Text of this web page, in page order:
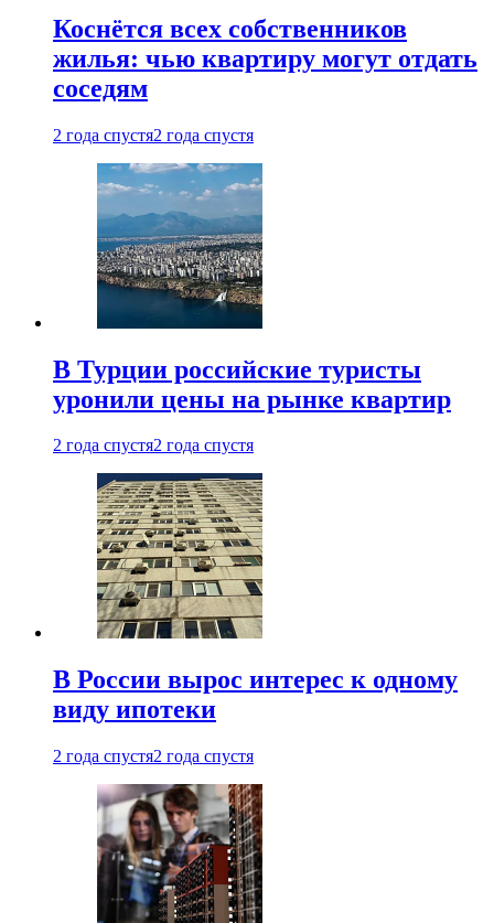
Коснётся всех собственников
жилья: чью квартиру могут отдать
соседям
2 года спустя2 года спустя
В Турции российские туристы
уронили цены на рынке квартир
2 года спустя2 года спустя
В России вырос интерес к одному
виду ипотеки
2 года спустя2 года спустя